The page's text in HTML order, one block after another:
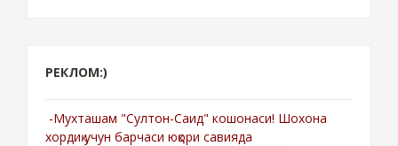
РЕКЛОМ:)
-Мухташам "Султон-Саид" кошонаси! Шохона
хордиқ учун барчаси юқори савияда